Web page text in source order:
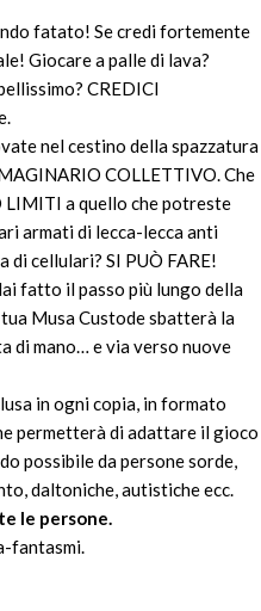
fatato! Se credi fortemente
Giocare a palle di lava?
CREDICI
nel cestino della spazzatura
COLLETTIVO. Che
LIMITI a quello che potreste
armati di lecca-lecca anti
di cellulari? SI PUÒ FARE!
fatto il passo più lungo della
Musa Custode sbatterà la
di mano… e via verso nuove
in ogni copia, in formato
permetterà di adattare il gioco
possibile da persone sorde,
daltoniche, autistiche ecc.
le persone.
fantasmi.